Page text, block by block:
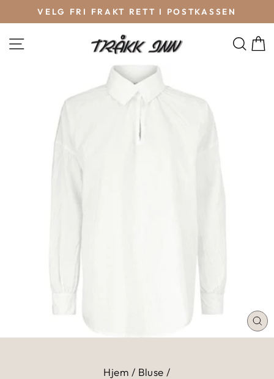
VELG FRI FRAKT RETT I POSTKASSEN
Hjem / Bluse /